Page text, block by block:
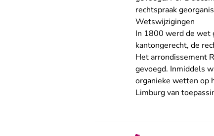
rechtspraak
Wetswijzigingen
In 1800 werd de wet
kantongerecht, de
Het arrondissement
gevoegd. Inmiddels
organieke wetten op
Limburg van